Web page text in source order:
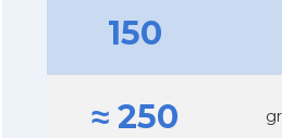
150
≈ 250